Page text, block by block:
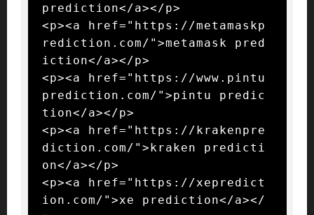
prediction</a></p>
<p><a href="https://metamaskp
rediction.com/">metamask pred
iction</a></p>
<p><a href="https://www.pintu
prediction.com/">pintu predic
tion</a></p>
<p><a href="https://krakenpre
diction.com/">kraken predicti
on</a></p>
<p><a href="https://xepredict
ion.com/">xe prediction</a></